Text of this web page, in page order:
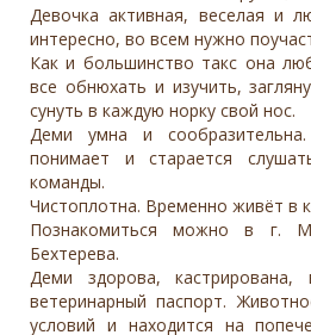
Девочка активная, веселая и
интересно, во всем нужно
Как и большинство такс она
все обнюхать и изучить,
сунуть в каждую норку свой нос.
Деми умна и
понимает и старается
команды.
Чистоплотна. Временно живёт в
Познакомиться можно в г.
Бехтерева.
Деми здорова, кастрирована,
ветеринарный паспорт.
условий и находится на